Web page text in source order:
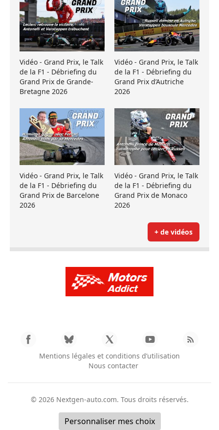
Vidéo - Grand Prix, le Talk
de la F1 - Débriefing du
Grand Prix de Grande-
Bretagne 2026
Vidéo - Grand Prix, le Talk
de la F1 - Débriefing du
Grand Prix d’Autriche
2026
Vidéo - Grand Prix, le Talk
de la F1 - Débriefing du
Grand Prix de Barcelone
2026
Vidéo - Grand Prix, le Talk
de la F1 - Débriefing du
Grand Prix de Monaco
2026
+ de vidéos
Mentions légales et conditions d’utilisation
Nous contacter
© 2026 Nextgen-auto.com. Tous droits réservés.
Personnaliser mes choix